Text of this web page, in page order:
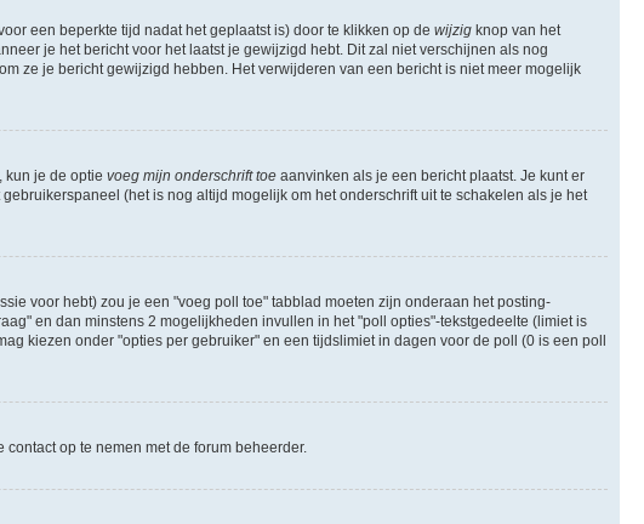
een beperkte tijd nadat het geplaatst is) door te klikken op de wijzig knop van het
je het bericht voor het laatst je gewijzigd hebt. Dit zal niet verschijnen als nog
ze je bericht gewijzigd hebben. Het verwijderen van een bericht is niet meer mogelijk
kun je de optie voeg mijn onderschrift toe aanvinken als je een bericht plaatst. Je kunt er
(het is nog altijd mogelijk om het onderschrift uit te schakelen als je het
voor hebt) zou je een "voeg poll toe" tabblad moeten zijn onderaan het posting-
en dan minstens 2 mogelijkheden invullen in het "poll opties"-tekstgedeelte (limiet is
kiezen onder "opties per gebruiker" en een tijdslimiet in dagen voor de poll (0 is een poll
op te nemen met de forum beheerder.